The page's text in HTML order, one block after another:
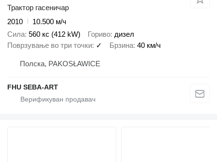
Трактор гасеничар
2010
10.500 м/ч
Сила 560 кс (412 kW) Гориво дизел
Поврзување во три точки ✓ Брзина 40 км/ч
Полска, PAKOSŁAWICE
FHU SEBA-ART